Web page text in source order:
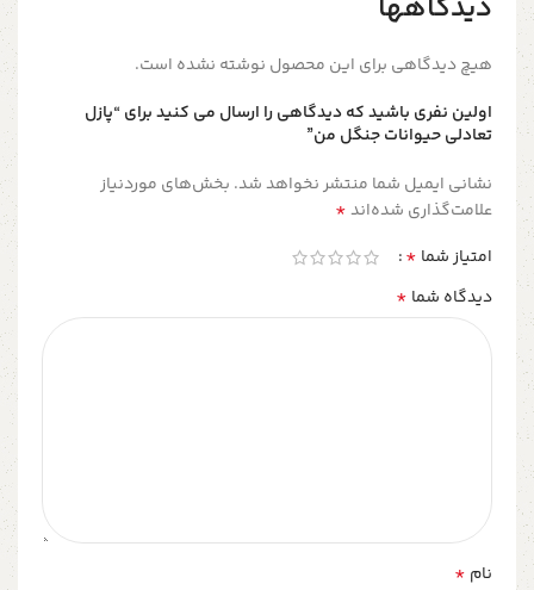
دیدگاهها
هیچ دیدگاهی برای این محصول نوشته نشده است.
اولین نفری باشید که دیدگاهی را ارسال می کنید برای “پازل
تعادلی حیوانات جنگل من”
نشانی ایمیل شما منتشر نخواهد شد. بخش‌های موردنیاز
علامت‌گذاری شده‌اند*
امتیاز شما *
دیدگاه شما *
نام *